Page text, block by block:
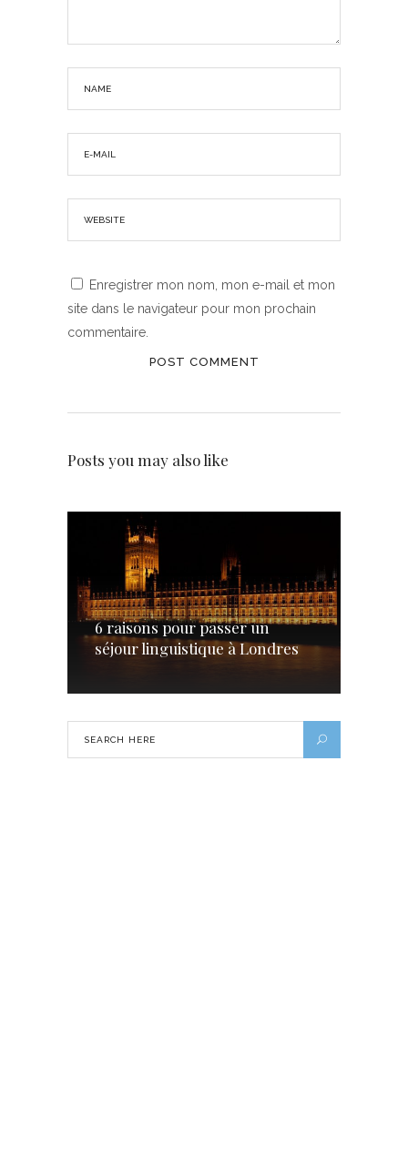
Enregistrer mon nom, mon e-mail et mon
site dans le navigateur pour mon prochain
commentaire.
Posts you may also like
6 raisons pour passer un
séjour linguistique à Londres